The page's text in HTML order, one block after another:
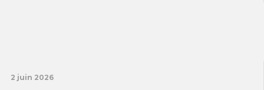
2 juin 2026